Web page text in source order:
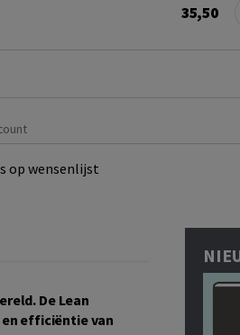
35,50
op wensenlijst
De Lean
efficiëntie van